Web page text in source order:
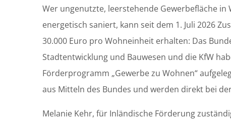
Wer ungenutzte, leerstehende Gewerbefläche
energetisch saniert, kann seit dem 1. Juli 2026
30.000 Euro pro Wohneinheit erhalten: Das
Stadtentwicklung und Bauwesen und die KfW
Förderprogramm „Gewerbe zu Wohnen“
aus Mitteln des Bundes und werden direkt bei
Melanie Kehr, für Inländische Förderung